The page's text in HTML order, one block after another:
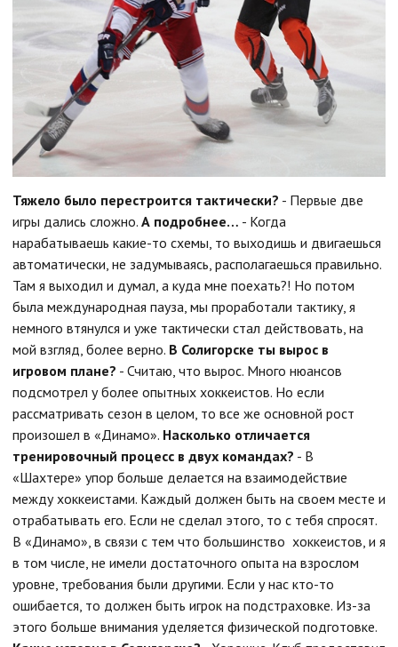
Тяжело было перестроится тактически? - Первые две
игры дались сложно. А подробнее… - Когда
нарабатываешь какие-то схемы, то выходишь и двигаешься
автоматически, не задумываясь, располагаешься правильно.
Там я выходил и думал, а куда мне поехать?! Но потом
была международная пауза, мы проработали тактику, я
немного втянулся и уже тактически стал действовать, на
мой взгляд, более верно. В Солигорске ты вырос в
игровом плане? - Считаю, что вырос. Много нюансов
подсмотрел у более опытных хоккеистов. Но если
рассматривать сезон в целом, то все же основной рост
произошел в «Динамо». Насколько отличается
тренировочный процесс в двух командах? - В
«Шахтере» упор больше делается на взаимодействие
между хоккеистами. Каждый должен быть на своем месте и
отрабатывать его. Если не сделал этого, то с тебя спросят.
В «Динамо», в связи с тем что большинство хоккеистов, и я
в том числе, не имели достаточного опыта на взрослом
уровне, требования были другими. Если у нас кто-то
ошибается, то должен быть игрок на подстраховке. Из-за
этого больше внимания уделяется физической подготовке.